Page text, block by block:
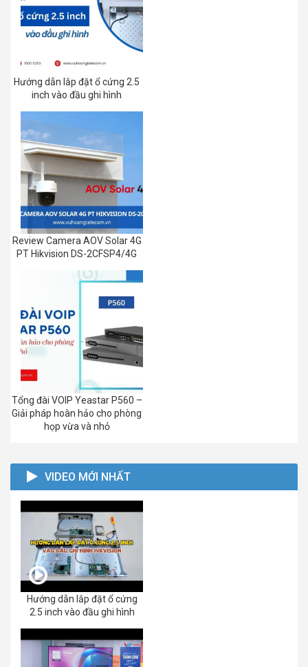
Hướng dẫn lắp đặt ổ cứng 2.5
inch vào đầu ghi hình
Review Camera AOV Solar 4G
PT Hikvision DS-2CFSP4/4G
Tổng đài VOIP Yeastar P560 –
Giải pháp hoàn hảo cho phòng
họp vừa và nhỏ
VIDEO MỚI NHẤT
Hướng dẫn lắp đặt ổ cứng
2.5 inch vào đầu ghi hình